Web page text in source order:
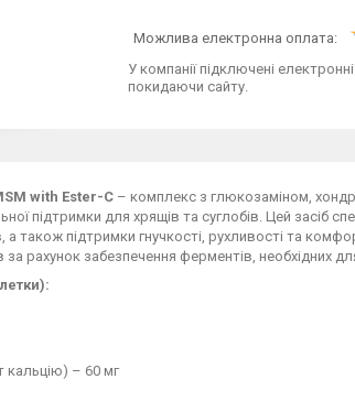
У компанії підключені
покидаючи сайту.
with Ester-C – комплекс з глюкозаміном,
підтримки для хрящів та суглобів. Цей засіб
а також підтримки гнучкості, рухливості та
рахунок забезпечення ферментів, необхідних
кальцію) – 60 мг